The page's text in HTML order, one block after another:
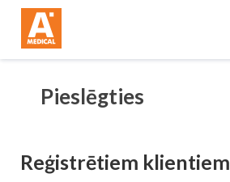
Pieslēgties
Reģistrētiem klientiem